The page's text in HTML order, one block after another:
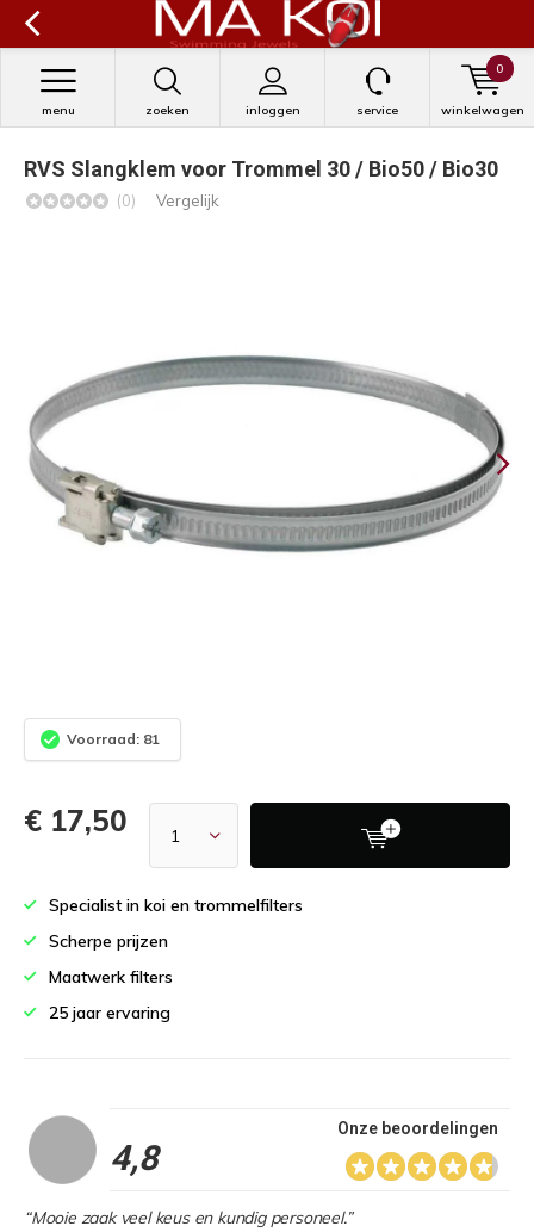
zoeken inloggen
menu service winkelwagen
0
RVS Slangklem voor Trommel 30 / Bio50 / Bio30
(0) Vergelijk
Voorraad: 81
€ 17,50
Specialist in koi en trommelfilters
Scherpe prijzen
Maatwerk filters
25 jaar ervaring
4,8
Onze beoordelingen
“Mooie zaak veel keus en kundig personeel.”